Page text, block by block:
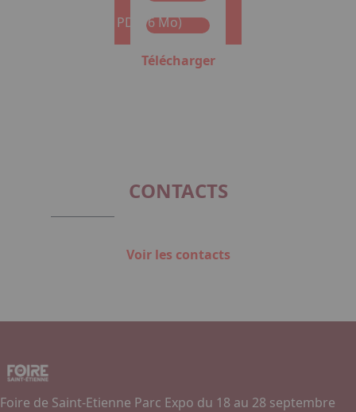
Format : PDF (6 Mo)
Télécharger
CONTACTS
Voir les contacts
Foire de Saint-Etienne Parc Expo du 18 au 28 septembre